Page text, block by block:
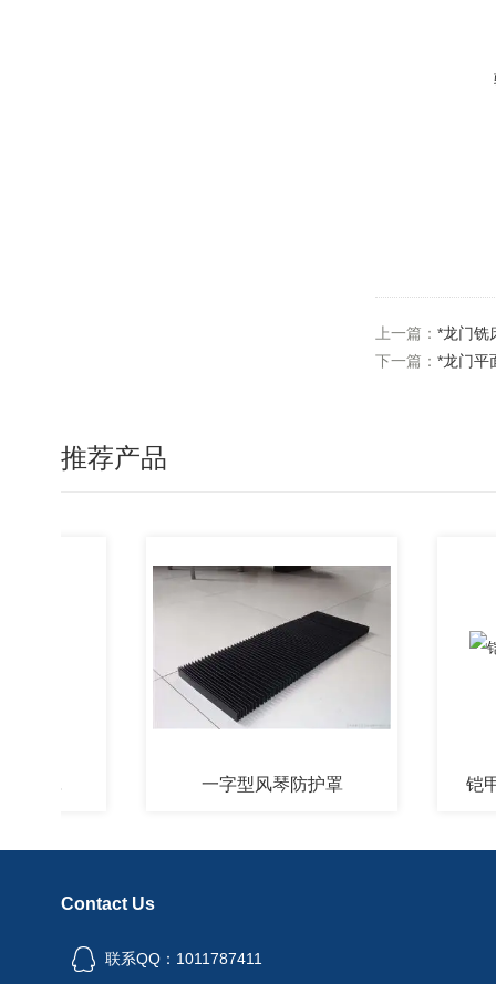
上一篇： *龙门铣
下一篇： *龙门平
推荐产品
一字型风琴防护罩 铠甲风
Contact Us
联系QQ：1011787411